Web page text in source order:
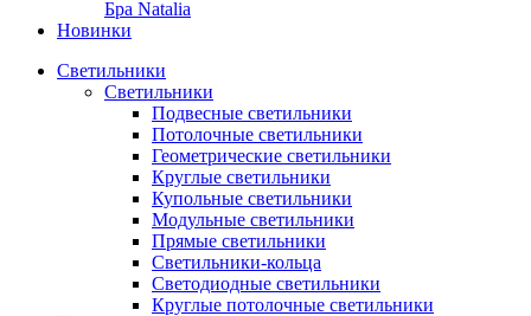
Бра Natalia
Новинки
Светильники
Светильники
Подвесные светильники
Потолочные светильники
Геометрические светильники
Круглые светильники
Купольные светильники
Модульные светильники
Прямые светильники
Светильники-кольца
Светодиодные светильники
Круглые потолочные светильники